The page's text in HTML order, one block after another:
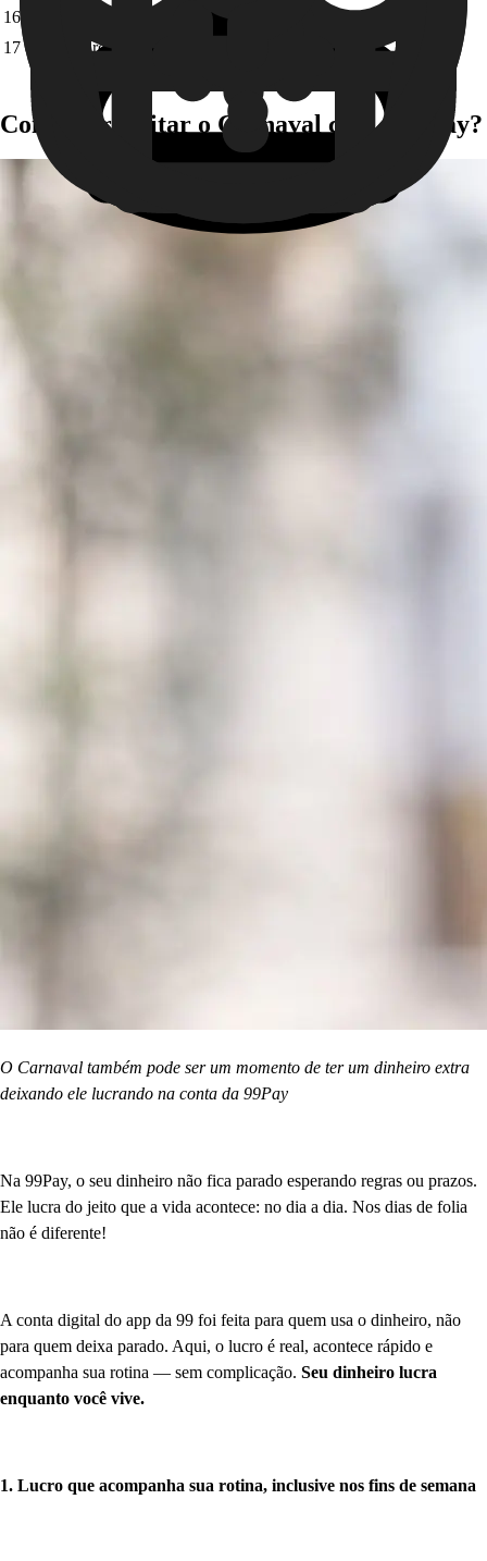
16 de fevereiro Amantes de Glória
17 de fevereiro
Quero Ver Quem Vai 16h
Como aproveitar o Carnaval com a 99Pay?
O Carnaval também pode ser um momento de ter um dinheiro extra
deixando ele lucrando na conta da 99Pay
Na 99Pay, o seu dinheiro não fica parado esperando regras ou prazos.
Ele lucra do jeito que a vida acontece: no dia a dia. Nos dias de folia
não é diferente!
A conta digital do app da 99 foi feita para quem usa o dinheiro, não
para quem deixa parado. Aqui, o lucro é real, acontece rápido e
acompanha sua rotina — sem complicação. Seu dinheiro lucra
enquanto você vive.
1. Lucro que acompanha sua rotina, inclusive nos fins de semana